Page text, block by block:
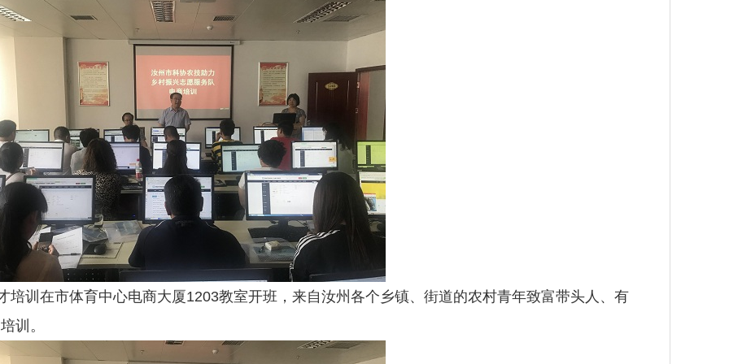
在市体育中心电商大厦1203教室开班，来自汝州各个乡镇、街道的农村青年致富带头人、有
训。